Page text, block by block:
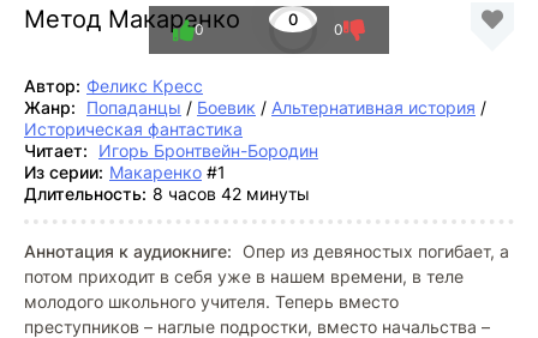
Метод Макаренко 0
0 0
Автор: Феликс Кресс
Жанр:
Попаданцы / Боевик / Альтернативная история /
Историческая фантастика
Читает:
Игорь Бронтвейн-Бородин
Из серии: Макаренко #1
Длительность: 8 часов 42 минуты
Аннотация к аудиокниге: Опер из девяностых погибает, а
потом приходит в себя уже в нашем времени, в теле
молодого школьного учителя. Теперь вместо
преступников – наглые подростки, вместо начальства –